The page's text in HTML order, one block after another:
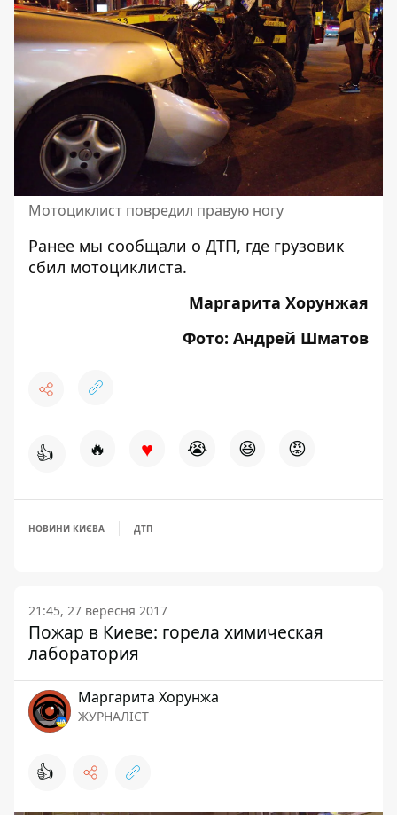
Мотоциклист повредил правую ногу
Ранее мы сообщали о ДТП, где грузовик
сбил мотоциклиста.
Маргарита Хорунжая
Фото: Андрей Шматов
👍 🔥 ♥ 😭 😆 😡
НОВИНИ КИЄВА ДТП
21:45, 27 вересня 2017
Пожар в Киеве: горела химическая
лаборатория
Маргарита Хорунжа
ЖУРНАЛІСТ
👍